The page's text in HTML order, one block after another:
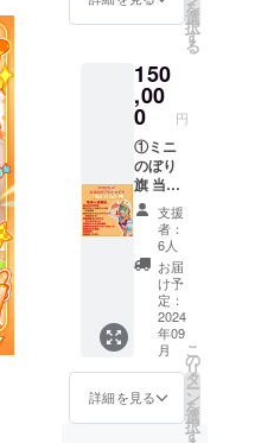
祭支援
者とし
てお名
前を掲
載させ
ていた
だきま
す。 備
考欄に
記載希
望のお
名前
（ニッ
クネー
ム可）
を記載
くださ
い。 ③
ミニの
ぼり旗
サイン
入れた
ものを
ご自宅
へ郵送
させて
いただ
きま
す。 ②
フラ
ワース
タンド
への名
前掲載
当日会
場にあ
るフラ
ワース
タンド
に生誕
誕祭支
援者様
前
（ニッ
クネー
ム可）
を掲載
させて
いただ
きま
す。 お
名前は
虹空ぴ
いたの
直筆で
入れさ
せてい
ただき
ます。
後日、
ミニの
ぼり旗
を
選
択
す
る
150
,00
0 円
①ミニ
のぼり
旗 当日
の装飾
に使用
するミ
ニのぼ
り旗を
作成い
たしま
す。 ミ
ニのぼ
り旗に
は、生
誕祭支
援者様
支援
者：
6人
お届
け予
定：
2024
年09
月
詳細を見る
こ
の
リ
タ
ー
ン
を
選
択
す